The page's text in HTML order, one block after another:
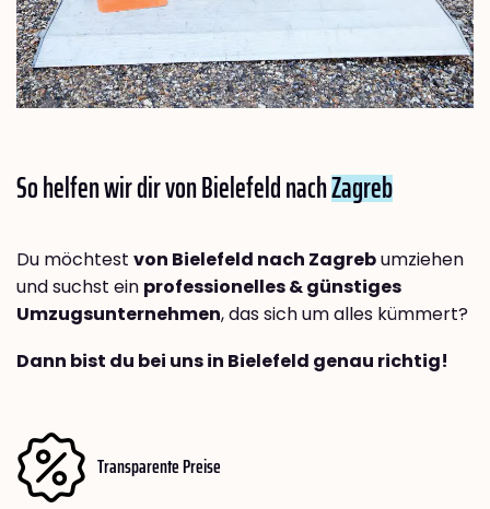
So helfen wir dir von Bielefeld nachZagreb
Du möchtest von Bielefeld nach Zagrebumziehen
und suchst ein professionelles & günstiges
Umzugsunternehmen, das sich um alles kümmert?
Dann bist du bei uns in Bielefeld genau richtig!
Transparente Preise